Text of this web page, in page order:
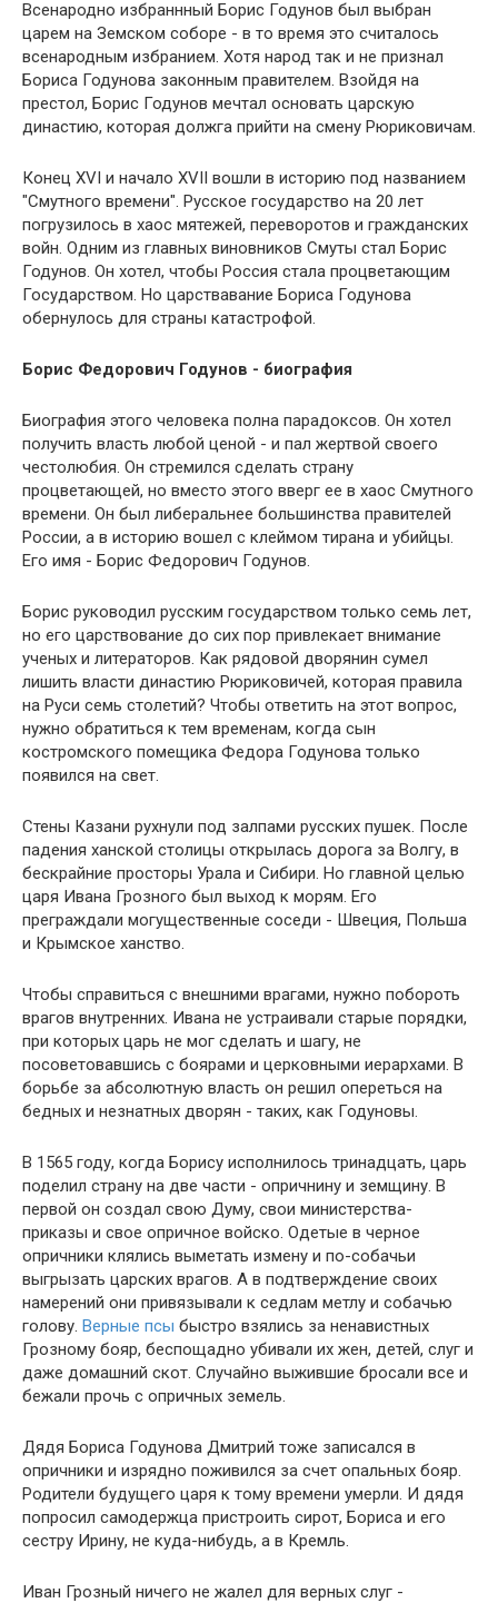
Всенародно избраннный Борис Годунов был выбран
царем на Земском соборе - в то время это считалось
всенародным избранием. Хотя народ так и не признал
Бориса Годунова законным правителем. Взойдя на
престол, Борис Годунов мечтал основать царскую
династию, которая должга прийти на смену Рюриковичам.
Конец XVI и начало XVII вошли в историю под названием
"Смутного времени". Русское государство на 20 лет
погрузилось в хаос мятежей, переворотов и гражданских
войн. Одним из главных виновников Смуты стал Борис
Годунов. Он хотел, чтобы Россия стала процветающим
Государством. Но царствавание Бориса Годунова
обернулось для страны катастрофой.
Борис Федорович Годунов - биография
Биография этого человека полна парадоксов. Он хотел
получить власть любой ценой - и пал жертвой своего
честолюбия. Он стремился сделать страну
процветающей, но вместо этого вверг ее в хаос Смутного
времени. Он был либеральнее большинства правителей
России, а в историю вошел с клеймом тирана и убийцы.
Его имя - Борис Федорович Годунов.
Борис руководил русским государством только семь лет,
но его царствование до сих пор привлекает внимание
ученых и литераторов. Как рядовой дворянин сумел
лишить власти династию Рюриковичей, которая правила
на Руси семь столетий? Чтобы ответить на этот вопрос,
нужно обратиться к тем временам, когда сын
костромского помещика Федора Годунова только
появился на свет.
Стены Казани рухнули под залпами русских пушек. После
падения ханской столицы открылась дорога за Волгу, в
бескрайние просторы Урала и Сибири. Но главной целью
царя Ивана Грозного был выход к морям. Его
преграждали могущественные соседи - Швеция, Польша
и Крымское ханство.
Чтобы справиться с внешними врагами, нужно побороть
врагов внутренних. Ивана не устраивали старые порядки,
при которых царь не мог сделать и шагу, не
посоветовавшись с боярами и церковными иерархами. В
борьбе за абсолютную власть он решил опереться на
бедных и незнатных дворян - таких, как Годуновы.
В 1565 году, когда Борису исполнилось тринадцать, царь
поделил страну на две части - опричнину и земщину. В
первой он создал свою Думу, свои министерства-
приказы и свое опричное войско. Одетые в черное
опричники клялись выметать измену и по-собачьи
выгрызать царских врагов. А в подтверждение своих
намерений они привязывали к седлам метлу и собачью
голову. Верные псы быстро взялись за ненавистных
Грозному бояр, беспощадно убивали их жен, детей, слуг и
даже домашний скот. Случайно выжившие бросали все и
бежали прочь с опричных земель.
Дядя Бориса Годунова Дмитрий тоже записался в
опричники и изрядно поживился за счет опальных бояр.
Родители будущего царя к тому времени умерли. И дядя
попросил самодержца пристроить сирот, Бориса и его
сестру Ирину, не куда-нибудь, а в Кремль.
Иван Грозный ничего не жалел для верных слуг -